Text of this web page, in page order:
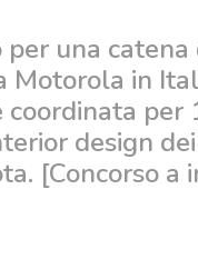
per una
Motorola in
coordinata per
design
[Concorso a